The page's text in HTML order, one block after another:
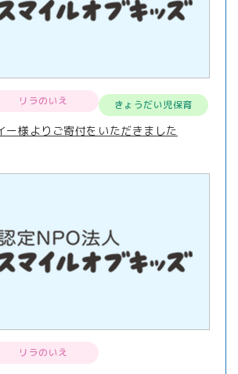
リラのいえ きょうだい児保育
ー様よりご寄付をいただきました
リラのいえ